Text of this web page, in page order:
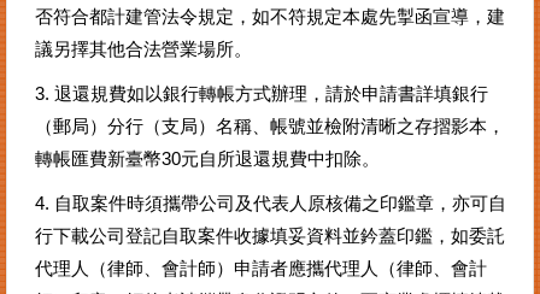
否符合都計建管法令規定，如不符規定本處先掣函宣導，建
議另擇其他合法營業場所。
3. 退還規費如以銀行轉帳方式辦理，請於申請書詳填銀行
（郵局）分行（支局）名稱、帳號並檢附清晰之存摺影本，
轉帳匯費新臺幣30元自所退還規費中扣除。
4. 自取案件時須攜帶公司及代表人原核備之印鑑章，亦可自
行下載公司登記自取案件收據填妥資料並鈐蓋印鑑，如委託
代理人（律師、會計師）申請者應攜代理人（律師、會計